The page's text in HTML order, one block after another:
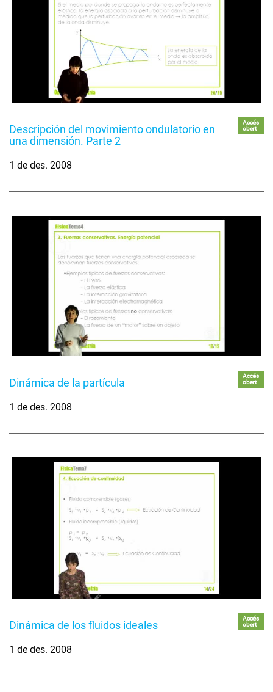
Descripción del movimiento ondulatorio en
una dimensión. Parte 2
Accés
obert
1 de des. 2008
Dinámica de la partícula
Accés
obert
1 de des. 2008
Dinámica de los fluidos ideales
Accés
obert
1 de des. 2008